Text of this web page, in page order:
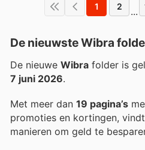
1 2 ...
De nieuwste Wibra
De nieuwe Wibra folder is
7 juni 2026.
Met meer dan 19 pagina’s
promoties en kortingen,
manieren om geld te